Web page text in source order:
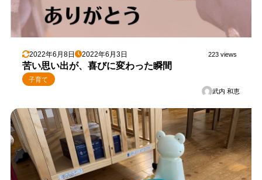
2022年6月8日 2022年6月3日 223 views
苦い思い出が、喜びに変わった瞬間
子育て
武内 和恵